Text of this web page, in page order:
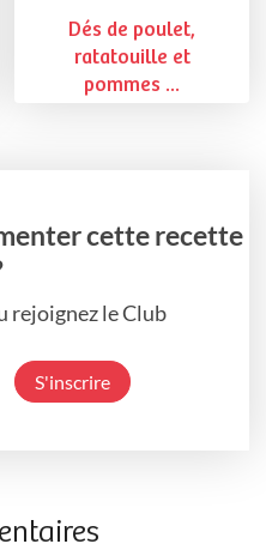
Dés de poulet,
ratatouille et
pommes ...
cette recette
rejoignez le Club
S'inscrire